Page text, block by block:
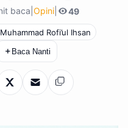
baca Opini| 49
Muhammad Rofi’ul Ihsan
＋ Baca Nanti
X EmailSalin